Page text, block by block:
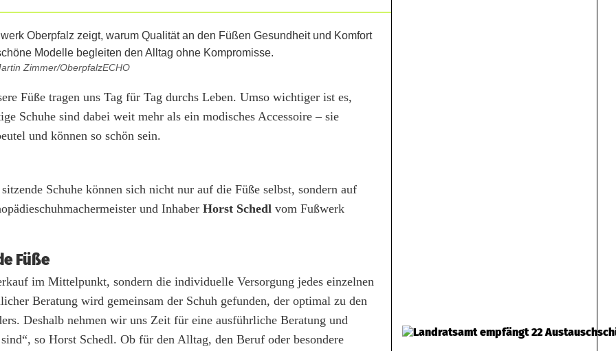
Zimmer/OberpfalzECHO
Füße tragen uns Tag für Tag durchs Leben. Umso wichtiger ist es,
Schuhe sind dabei weit mehr als ein modisches Accessoire – sie
und können so schön sein.
Schuhe können sich nicht nur auf die Füße selbst, sondern auf
und Inhaber Horst Schedl vom Fußwerk
Füße
im Mittelpunkt, sondern die individuelle Versorgung jedes einzelnen
Beratung wird gemeinsam der Schuh gefunden, der optimal zu den
Deshalb nehmen wir uns Zeit für eine ausführliche Beratung und
so Horst Schedl. Ob für den Alltag, den Beruf oder besondere